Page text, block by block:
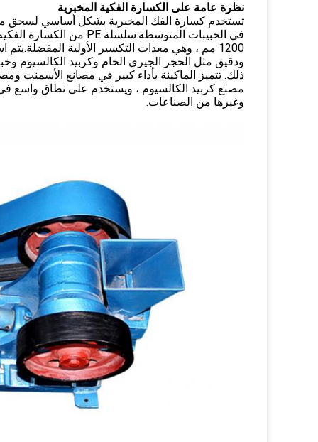
نظرة عامة على الكسارة الفكية المخبرية
1200 مم ، وهي معدات التكسير الأولية
ودقيق مثل الحجر الجيري الخام وكربيد الكالسيوم
ذلك. تتميز الماكينة بأداء كبير في مصانع الأسمنت
مصنع كربيد الكالسيوم ، ويستخدم على نطاق واسع في
وغيرها من الصناعات.